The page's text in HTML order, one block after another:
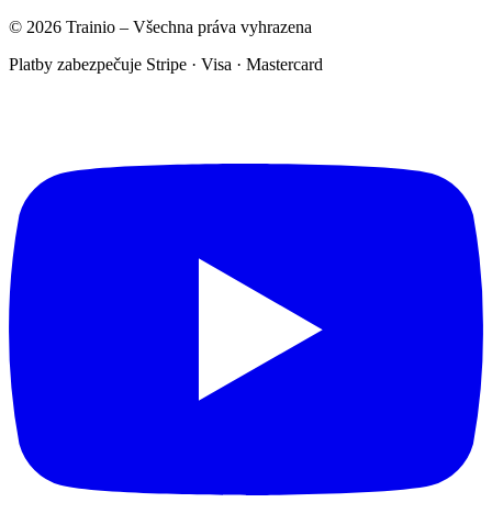
© 2026 Trainio – Všechna práva vyhrazena
Platby zabezpečuje Stripe · Visa · Mastercard